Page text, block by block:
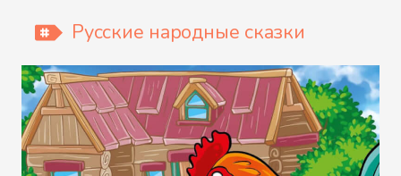
Русские народные сказки